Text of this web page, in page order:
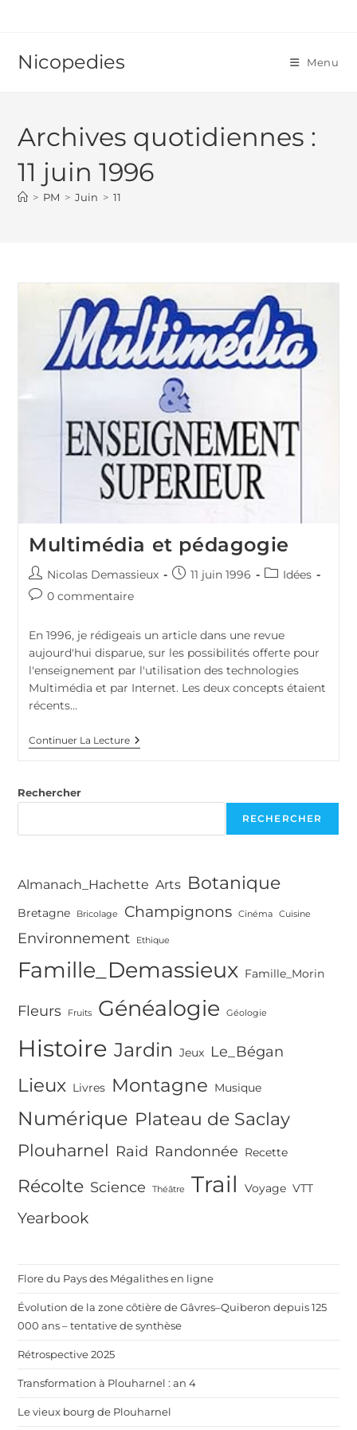
Nicopedies Menu
Archives quotidiennes :
11 juin 1996
> PM > Juin > 11
Multimédia et pédagogie
Auteur/autrice
de
Nicolas Demassieux
Publication
11 juin 1996
PostIdées
Commentaires
la
publication :
0 commentaire
En 1996, je rédigeais un article dans une revue
aujourd'hui disparue, sur les possibilités offerte pour
l'enseignement par l'utilisation des technologies
Multimédia et par Internet. Les deux concepts étaient
récents…
Continuer La LectureMultimédia
Et
Rechercher
RECHERCHER
Almanach_Hachette Arts Botanique
Bretagne Bricolage Champignons Cinéma Cuisine
Environnement Ethique
Famille_Demassieux Famille_Morin
Fleurs Fruits Généalogie Géologie
Histoire Jardin Jeux Le_Bégan
Lieux Livres Montagne Musique
Numérique Plateau de Saclay
Plouharnel Raid Randonnée Recette
Récolte Science Théâtre Trail Voyage VTT
Yearbook
Flore du Pays des Mégalithes en ligne
Évolution de la zone côtière de Gâvres–Quiberon depuis 125
000 ans – tentative de synthèse
Rétrospective 2025
Transformation à Plouharnel : an 4
Le vieux bourg de Plouharnel